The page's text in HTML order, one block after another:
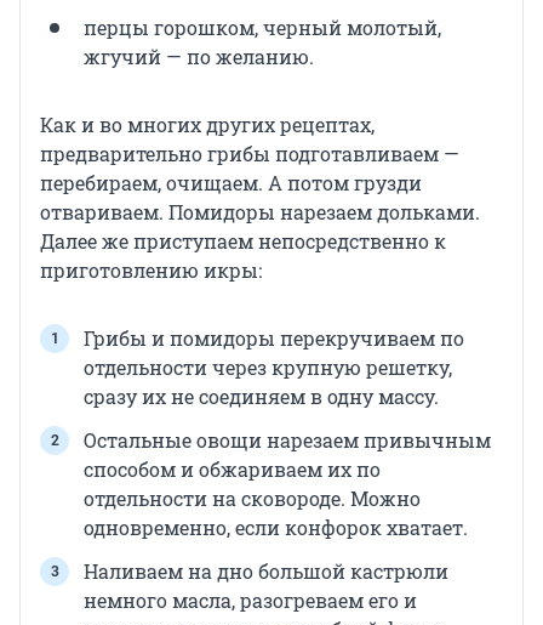
перцы горошком, черный молотый,
жгучий — по желанию.
Как и во многих других рецептах,
предварительно грибы подготавливаем —
перебираем, очищаем. А потом грузди
отвариваем. Помидоры нарезаем дольками.
Далее же приступаем непосредственно к
приготовлению икры:
Грибы и помидоры перекручиваем по
отдельности через крупную решетку,
сразу их не соединяем в одну массу.
Остальные овощи нарезаем привычным
способом и обжариваем их по
отдельности на сковороде. Можно
одновременно, если конфорок хватает.
Наливаем на дно большой кастрюли
немного масла, разогреваем его и